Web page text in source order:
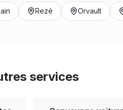
Rezé Orvault
services